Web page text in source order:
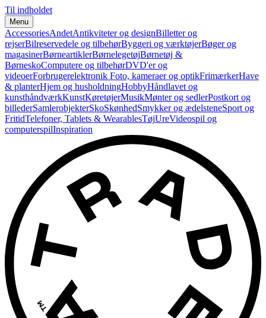
Til indholdet
Menu
AccessoriesAndetAntikviteter og designBilletter og
rejserBilreservedele og tilbehørByggeri og værktøjerBøger og
magasinerBørneartiklerBørnelegetøjBørnetøj &
BørneskoComputere og tilbehørDVD'er og
videoerForbrugerelektronik Foto, kameraer og optikFrimærkerHave
& planterHjem og husholdningHobbyHåndlavet og
kunsthåndværkKunstKøretøjerMusikMønter og sedlerPostkort og
billederSamlerobjekterSkoSkønhedSmykker og ædelsteneSport og
FritidTelefoner, Tablets & WearablesTøjUreVideospil og
computerspilInspiration